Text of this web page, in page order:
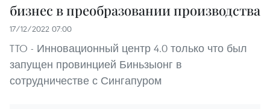
бизнес в преобразовании производства
17/12/2022 07:00
TTO - Инновационный центр 4.0 только что был
запущен провинцией Биньзыонг в
сотрудничестве с Сингапуром